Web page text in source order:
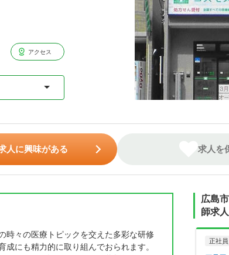
アクセス
人に興味がある 求人を
時々の医療トピックを交えた多彩な研修
にも精力的に取り組んでおられます。
広島
師求人
正社員